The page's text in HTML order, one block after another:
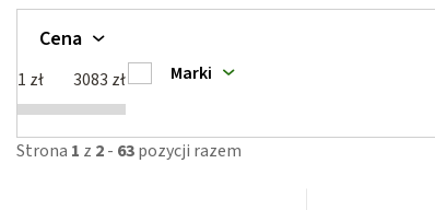
Strona 1 z 2- 63pozycji razem
Cena
1 zł 3083 zł Marki
L
i
s
t